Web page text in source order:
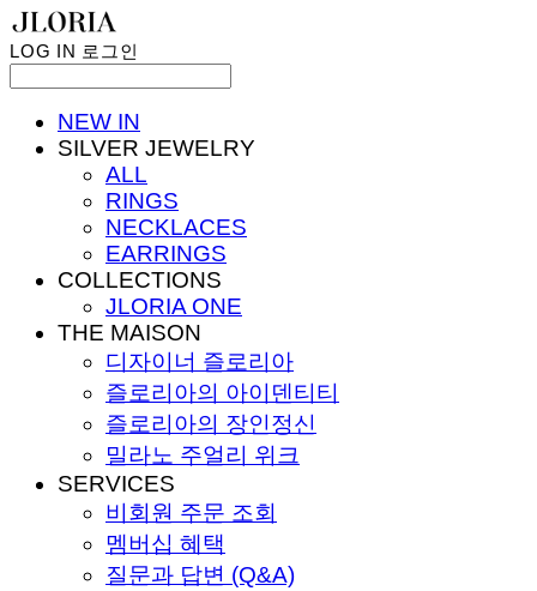
LOG IN 로그인
NEW IN
SILVER JEWELRY
ALL
RINGS
NECKLACES
EARRINGS
COLLECTIONS
JLORIA ONE
THE MAISON
디자이너 즐로리아
즐로리아의 아이덴티티
즐로리아의 장인정신
밀라노 주얼리 위크
SERVICES
비회원 주문 조회
멤버십 혜택
질문과 답변 (Q&A)